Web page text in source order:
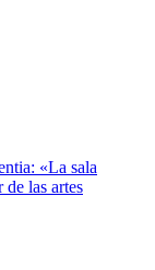
«La sala
de las artes